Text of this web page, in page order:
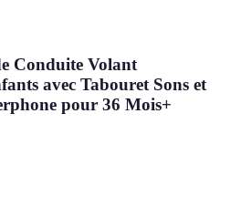
Conduite Volant
avec Tabouret Sons et
pour 36 Mois+